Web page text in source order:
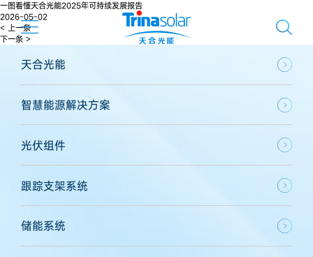
一图看懂天合光能2025年可持续发展报告
2026-05-02
< 上一条
下一条 >
天合光能
智慧能源解决方案
光伏组件
跟踪支架系统
储能系统